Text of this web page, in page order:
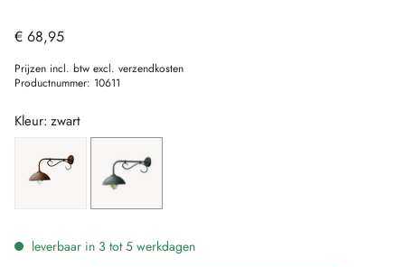
€ 68,95
Prijzen incl. btw excl. verzendkosten
Productnummer: 10611
Kleur: zwart
donkerbruin zwart
leverbaar in 3 tot 5 werkdagen